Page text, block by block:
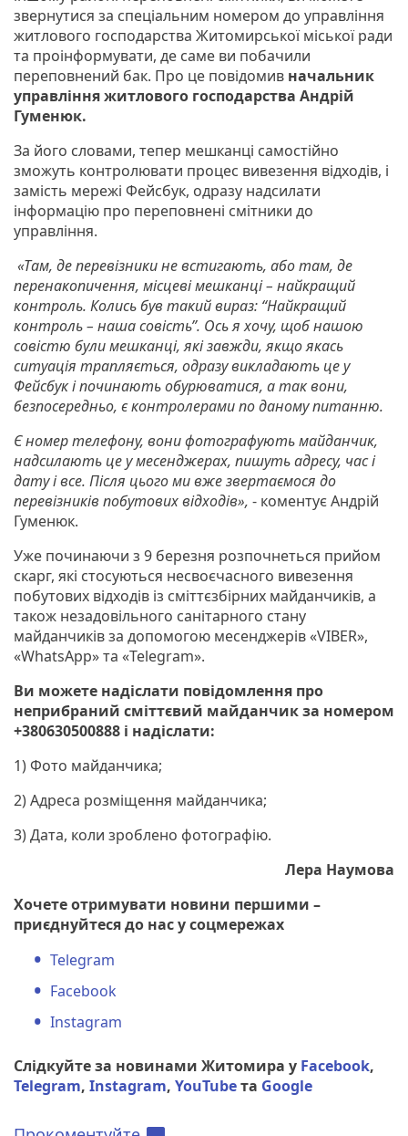
звернутися за спеціальним номером до управління
житлового господарства Житомирської міської ради
та проінформувати, де саме ви побачили
переповнений бак. Про це повідомив начальник
управління житлового господарства Андрій
Гуменюк.
За його словами, тепер мешканці самостійно
зможуть контролювати процес вивезення відходів, і
замість мережі Фейсбук, одразу надсилати
інформацію про переповнені смітники до
управління.
«Там, де перевізники не встигають, або там, де
перенакопичення, місцеві мешканці – найкращий
контроль. Колись був такий вираз: “Найкращий
контроль – наша совість”. Ось я хочу, щоб нашою
совістю були мешканці, які завжди, якщо якась
ситуація трапляється, одразу викладають це у
Фейсбук і починають обурюватися, а так вони,
безпосередньо, є контролерами по даному питанню.
Є номер телефону, вони фотографують майданчик,
надсилають це у месенджерах, пишуть адресу, час і
дату і все. Після цього ми вже звертаємося до
перевізників побутових відходів», - коментує Андрій
Гуменюк.
Уже починаючи з 9 березня розпочнеться прийом
скарг, які стосуються несвоєчасного вивезення
побутових відходів із сміттєзбірних майданчиків, а
також незадовільного санітарного стану
майданчиків за допомогою месенджерів «VIBER»,
«WhatsApp» та «Telegram».
Ви можете надіслати повідомлення про
неприбраний сміттєвий майданчик за номером
+380630500888 і надіслати:
1) Фото майданчика;
2) Адреса розміщення майданчика;
3) Дата, коли зроблено фотографію.
Лера Наумова
Хочете отримувати новини першими –
приєднуйтеся до нас у соцмережах
Telegram
Facebook
Instagram
Слідкуйте за новинами Житомира у Facebook,
Telegram, Instagram, YouTubeта Google